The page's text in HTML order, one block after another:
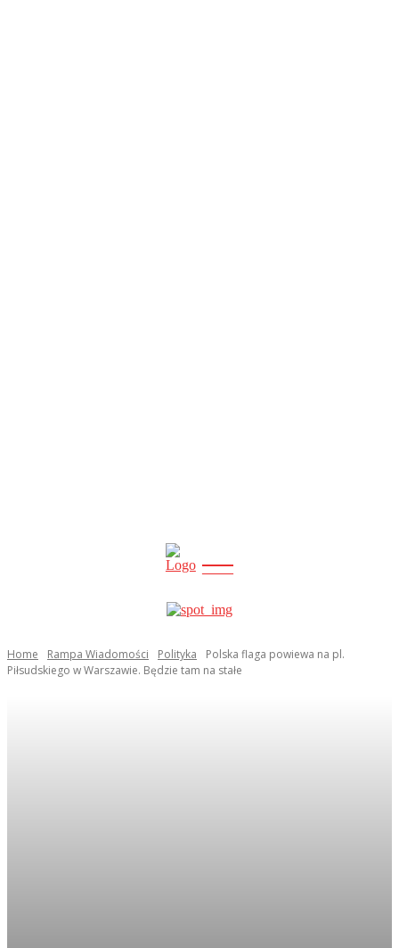
news
Home Rampa Wiadomości Polityka
Polska flaga powiewa na pl.
Piłsudskiego w Warszawie. Będzie tam na stałe